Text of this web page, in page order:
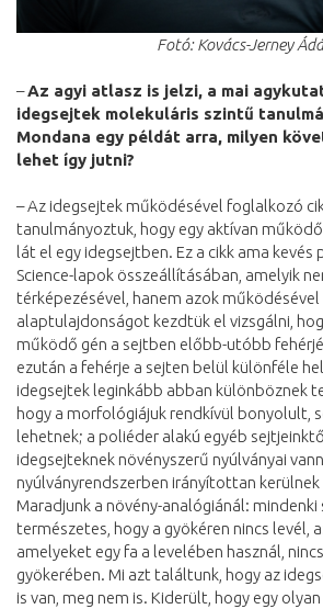
Fotó: Kovács-Jerney
–Az agyi atlasz is jelzi, a mai
idegsejtek molekuláris szintű
Mondana egy példát arra, milyen
lehet így jutni?
– Az idegsejtek működésével foglalkozó
tanulmányoztuk, hogy egy aktívan
lát el egy idegsejtben. Ez a cikk ama kevés
Science-lapok összeállításában, amelyik
térképezésével, hanem azok
alaptulajdonságot kezdtük el vizsgálni,
működő gén a sejtben előbb-utóbb
ezután a fehérje a sejten belül különféle
idegsejtek leginkább abban különböznek
hogy a morfológiájuk rendkívül bonyolult,
lehetnek; a poliéder alakú egyéb
idegsejteknek növényszerű nyúlványai
nyúlványrendszerben irányítottan kerülnek
Maradjunk a növény-analógiánál: mindenki
természetes, hogy a gyökéren nincs levél,
amelyeket egy fa a levelében használ,
gyökerében. Mi azt találtunk, hogy az
is van, meg nem is. Kiderült, hogy egy